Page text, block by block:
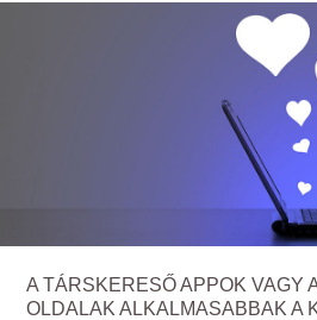
A TÁRSKERESŐ APPOK VAGY
OLDALAK ALKALMASABBAK A